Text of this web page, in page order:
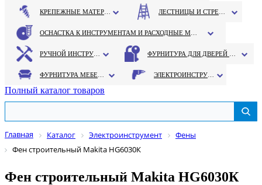
Полный каталог товаров
Главная Каталог Электроинструмент
Фены
Фен строительный Makita HG6030К
Фен строительный Makita HG6030К